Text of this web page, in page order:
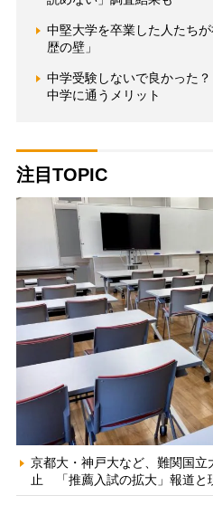
中堅大学を卒業した人たち
歴の壁」
中学受験しないで良かった
中学に通うメリット
注目TOPIC
京都大・神戸大など、難関国
止 「推薦入試の拡大」報道と